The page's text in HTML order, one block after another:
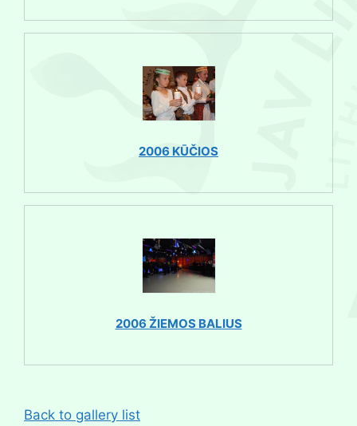
2006 KŪČIOS
2006 ŽIEMOS BALIUS
Back to gallery list